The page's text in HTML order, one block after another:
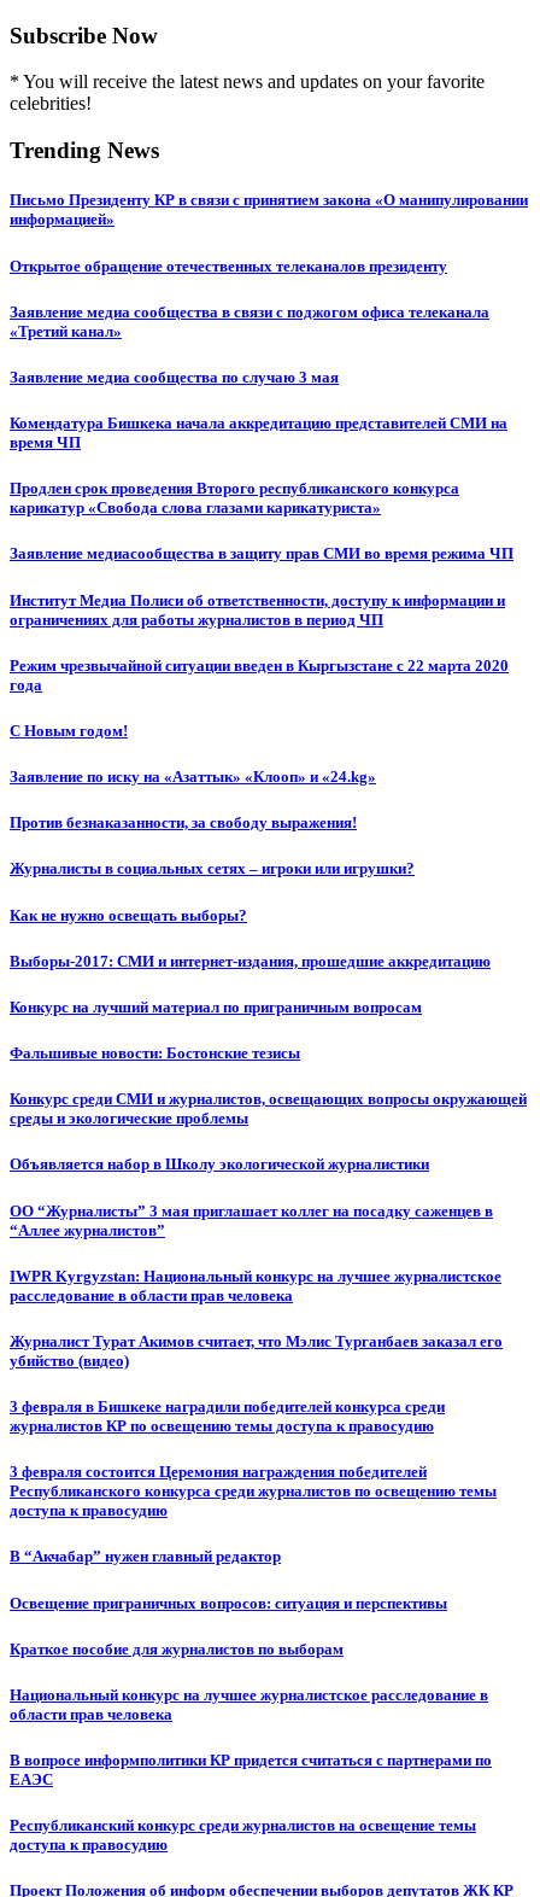
Subscribe Now
* You will receive the latest news and updates on your favorite
celebrities!
Trending News
Письмо Президенту КР в связи с принятием закона «О манипулировании
информацией»
Открытое обращение отечественных телеканалов президенту
Заявление медиа сообщества в связи с поджогом офиса телеканала
«Третий канал»
Заявление медиа сообщества по случаю 3 мая
Комендатура Бишкека начала аккредитацию представителей СМИ на
время ЧП
Продлен срок проведения Второго республиканского конкурса
карикатур «Свобода слова глазами карикатуриста»
Заявление медиасообщества в защиту прав СМИ во время режима ЧП
Институт Медиа Полиси об ответственности, доступу к информации и
ограничениях для работы журналистов в период ЧП
Режим чрезвычайной ситуации введен в Кыргызстане с 22 марта 2020
года
С Новым годом!
Заявление по иску на «Азаттык» «Клооп» и «24.kg»
Против безнаказанности, за свободу выражения!
Журналисты в социальных сетях – игроки или игрушки?
Как не нужно освещать выборы?
Выборы-2017: СМИ и интернет-издания, прошедшие аккредитацию
Конкурс на лучший материал по приграничным вопросам
Фальшивые новости: Бостонские тезисы
Конкурс среди СМИ и журналистов, освещающих вопросы окружающей
среды и экологические проблемы
Объявляется набор в Школу экологической журналистики
ОО “Журналисты” 3 мая приглашает коллег на посадку саженцев в
“Аллее журналистов”
IWPR Kyrgyzstan: Национальный конкурс на лучшее журналистское
расследование в области прав человека
Журналист Турат Акимов считает, что Мэлис Турганбаев заказал его
убийство (видео)
3 февраля в Бишкеке наградили победителей конкурса среди
журналистов КР по освещению темы доступа к правосудию
3 февраля состоится Церемония награждения победителей
Республиканского конкурса среди журналистов по освещению темы
доступа к правосудию
В “Акчабар” нужен главный редактор
Освещение приграничных вопросов: ситуация и перспективы
Краткое пособие для журналистов по выборам
Национальный конкурс на лучшее журналистское расследование в
области прав человека
В вопросе информполитики КР придется считаться с партнерами по
ЕАЭС
Республиканский конкурс среди журналистов на освещение темы
доступа к правосудию
Проект Положения об информ обеспечении выборов депутатов ЖК КР